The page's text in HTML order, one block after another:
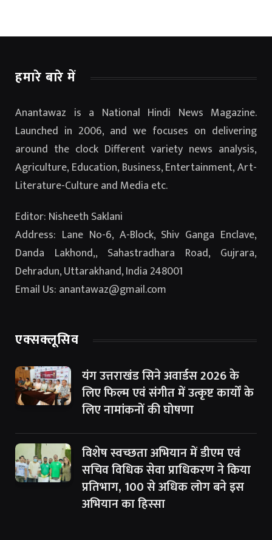
हमारे बारे में
Anantawaz is a National Hindi News Magazine.
Launched in 2006, and we focuses on delivering
around the clock Different variety news analysis,
Agriculture, Education, Business, Entertainment, Art-
Literature-Culture and Media etc.
Editor: Nisheeth Saklani
Address: Lane No-6, A-Block, Shiv Ganga Enclave,
Danda Lakhond,, Sahastradhara Road, Gujrara,
Dehradun, Uttarakhand, India 248001
Email Us: anantawaz@gmail.com
एक्सक्लूसिव
यंग उत्तराखंड सिने अवार्डस 2026 के
लिए फिल्म एवं संगीत में उत्कृष्ट कार्यों के
लिए नामांकनों की घोषणा
विशेष स्वच्छता अभियान में डीएम एवं
सचिव विधिक सेवा प्राधिकरण ने किया
प्रतिभाग, 100 से अधिक लोग बने इस
अभियान का हिस्सा